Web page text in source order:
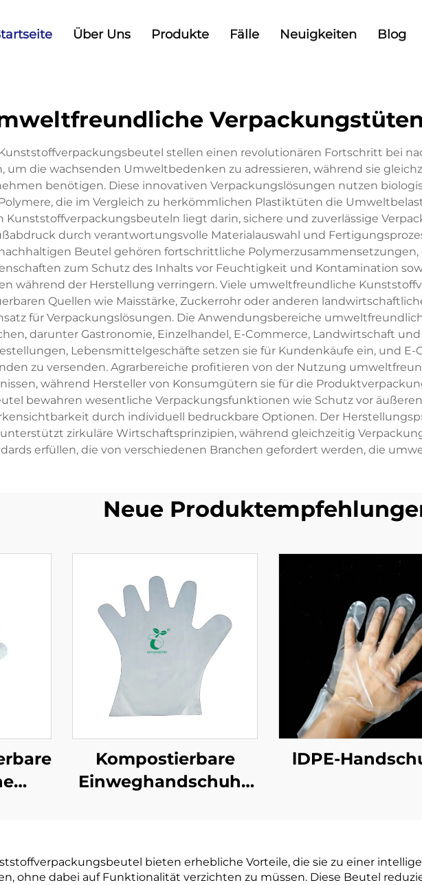
Über Uns Produkte Fälle Neuigkeiten Blog
stellen einen revolutionären Fortschritt bei
um die wachsenden Umweltbedenken zu adressieren, während sie
benötigen. Diese innovativen Verpackungslösungen nutzen
die im Vergleich zu herkömmlichen Plastiktüten die
liegt darin, sichere und zuverlässige
durch verantwortungsvolle Materialauswahl und
Beutel gehören fortschrittliche
zum Schutz des Inhalts vor Feuchtigkeit und Kontamination
während der Herstellung verringern. Viele umweltfreundliche
Quellen wie Maisstärke, Zuckerrohr oder anderen
für Verpackungslösungen. Die Anwendungsbereiche
darunter Gastronomie, Einzelhandel, E-Commerce, Landwirtschaft
Lebensmittelgeschäfte setzen sie für Kundenkäufe ein, und
zu versenden. Agrarbereiche profitieren von der Nutzung
während Hersteller von Konsumgütern sie für die
bewahren wesentliche Verpackungsfunktionen wie Schutz vor
durch individuell bedruckbare Optionen. Der
zirkuläre Wirtschaftsprinzipien, während gleichzeitig
erfüllen, die von verschiedenen Branchen gefordert werden, die
Neue
Kompostierbare
Einweghandschuhe
Material
lDPE-
bieten erhebliche Vorteile, die sie zu einer
ohne dabei auf Funktionalität verzichten zu müssen. Diese Beutel